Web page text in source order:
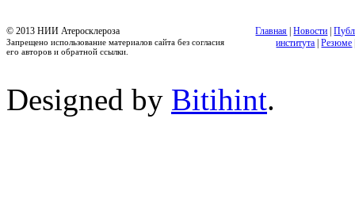
© 2013 НИИ Атеросклероза
Запрещено использование материалов сайта без согласия
его авторов и обратной ссылки.
Главная |Новости |
института |Резюме
Designed by Bitihint.